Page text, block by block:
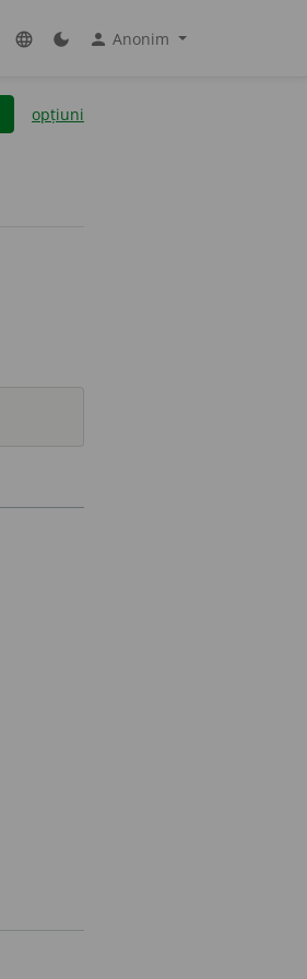
language dark_mode person Anonim
opțiuni